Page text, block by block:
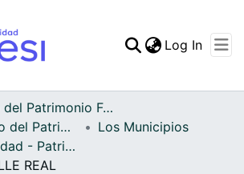
Statistics
Log In
Archivo del Patrimonio Fotográfico y Fílmico del Valle del Cauca
Fondo Archivo del Patrimonio Fotográfico y Fílmico del Valle del Cauca
Los Municipios
APFFVC - Ciudad - Patrimonial
REAL